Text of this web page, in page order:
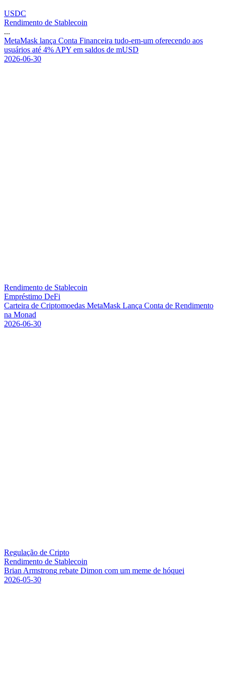
USDC
Rendimento de Stablecoin
...
MetaMask lança Conta Financeira tudo-em-um oferecendo aos
usuários até 4% APY em saldos de mUSD
2026-06-30
Rendimento de Stablecoin
Empréstimo DeFi
Carteira de Criptomoedas MetaMask Lança Conta de Rendimento
na Monad
2026-06-30
Regulação de Cripto
Rendimento de Stablecoin
Brian Armstrong rebate Dimon com um meme de hóquei
2026-05-30